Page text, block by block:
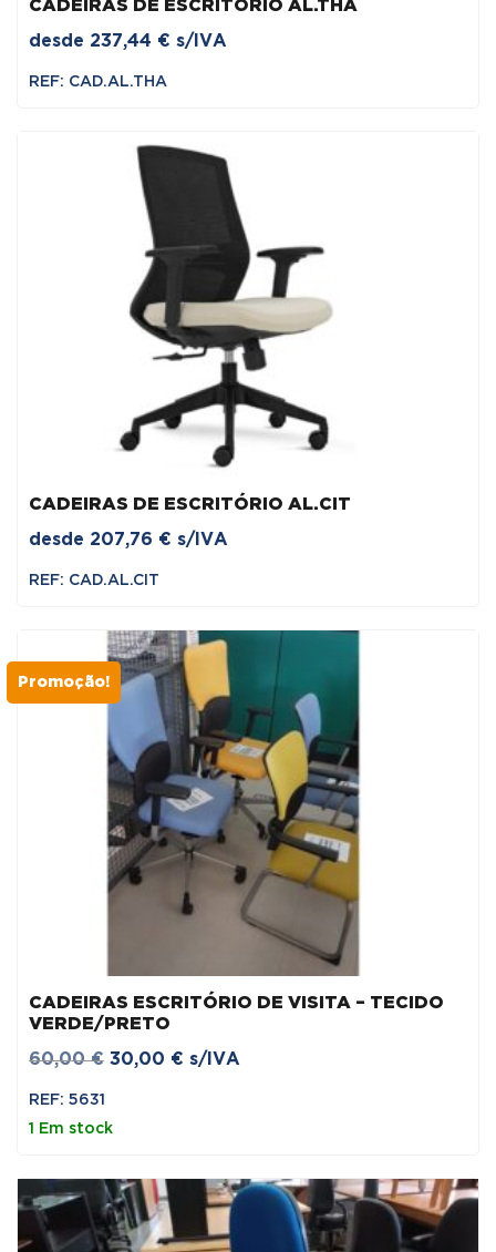
CADEIRAS DE ESCRITÓRIO AL.THA
desde 237,44 € s/IVA
REF: CAD.AL.THA
CADEIRAS DE ESCRITÓRIO AL.CIT
desde 207,76 € s/IVA
REF: CAD.AL.CIT
Promoção!
CADEIRAS ESCRITÓRIO DE VISITA – TECIDO
VERDE/PRETO
60,00€ O
30,00 € O
s/IVA
REF: 5631
1 Em stock